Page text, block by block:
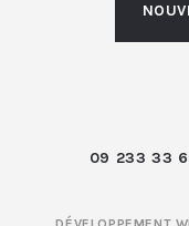
09 233 33